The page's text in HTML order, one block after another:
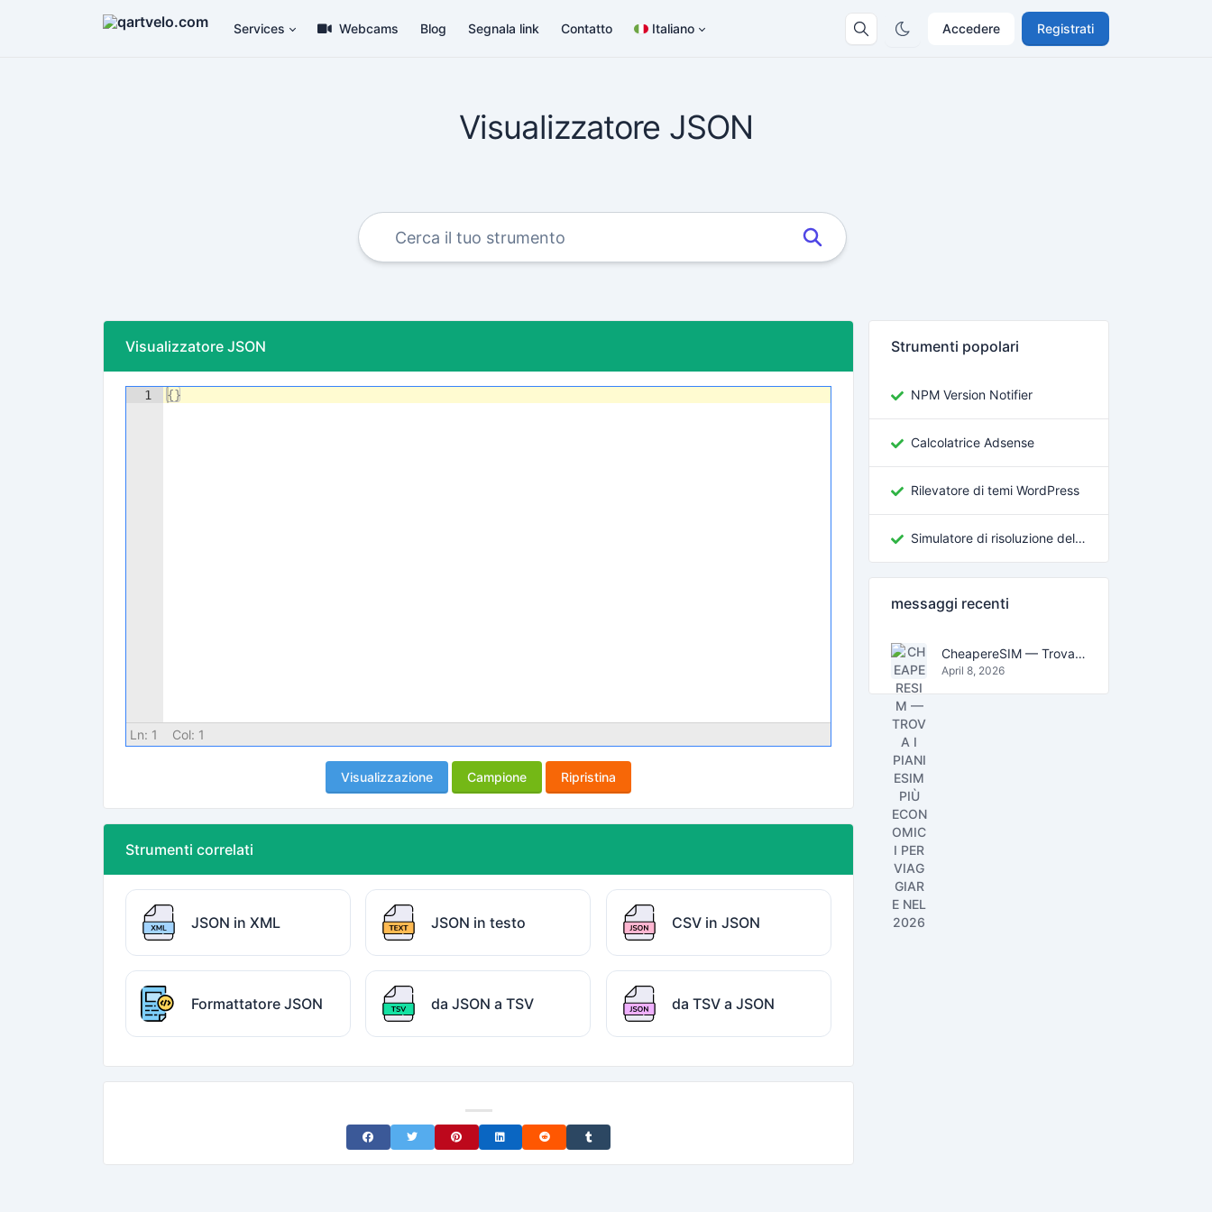
Accedere Registrati
Services Webcams Blog Segnala link Contatto Italiano
Visualizzatore JSON
Visualizzatore JSON
1 {}
Ln: 1 Col: 1
Visualizzazione Campione Ripristina
Strumenti correlati
JSON in XML JSON in testo CSV in JSON
Formattatore JSON da JSON a TSV da TSV a JSON
Share on Facebook
Share on TwitterShare on Pinterest
Share on LinkedIn
Share on RedditShare on Tumblr
Strumenti popolari
NPM Version Notifier
Calcolatrice Adsense
Rilevatore di temi WordPress
Simulatore di risoluzione dello schermo
messaggi recenti
CheapereSIM — Trova i piani eSIM più economici per viaggiare nel 2026
April 8, 2026